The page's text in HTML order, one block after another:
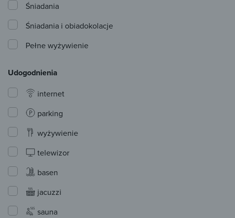
Śniadania
Śniadania i obiadokolacje
Pełne wyżywienie
Udogodnienia
internet
parking
wyżywienie
telewizor
basen
jacuzzi
sauna